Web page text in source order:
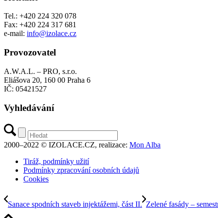
Tel.: +420 224 320 078
Fax: +420 224 317 681
e-mail: info@izolace.cz
Provozovatel
A.W.A.L. – PRO, s.r.o.
Eliášova 20, 160 00 Praha 6
IČ: 05421527
Vyhledávání
2000–2022 © IZOLACE.CZ, realizace: Mon Alba
Tiráž, podmínky užití
Podmínky zpracování osobních údajů
Cookies
Sanace spodních staveb injektážemi, část II. Zelené fasády –